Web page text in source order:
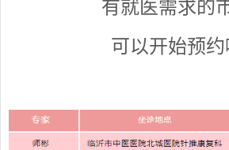
有就医需求的
可以开始预约